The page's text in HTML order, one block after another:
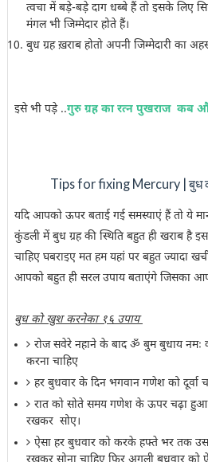
त्वचा में बड़े-बड़े दाग धब्बे हैं तो इसके लिए
मंगल भी जिम्मेदार होते हैं।
बुध ग्रह ख़राब होतो अपनी जिम्मेदारी का
इसे भी पड़े ..गुरु ग्रह का रत्न पुखराज कब
Tips for fixing Mercury | बुध
यदि आपको ऊपर बताई गई समस्याएं हैं तो ये
कुंडली में बुध ग्रह की स्थिति बहुत ही खराब
चाहिए घबराइए मत हम यहां पर बहुत ज्यादा
आपको बहुत ही सरल उपाय बताएंगे जिसका आप
बुध को खुश करनेका १६ उपाय
रोज सवेरे नहाने के बाद ॐ बुम बुधाय
करना चाहिए
हर बुधवार के दिन भगवान गणेश को दूर्वा
रात को सोते समय गणेश के ऊपर चढ़ा हुआ
रखकर सोए।
ऐसा हर बुधवार को करके हफ्ते भर तक